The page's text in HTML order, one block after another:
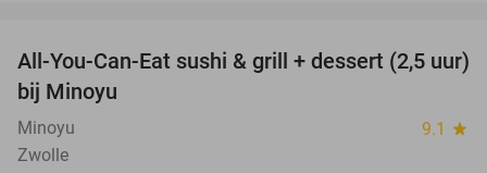
19%
All-You-Can-Eat sushi & grill + dessert (2,5 uur)
bij Minoyu
Minoyu 9.1 star
Zwolle